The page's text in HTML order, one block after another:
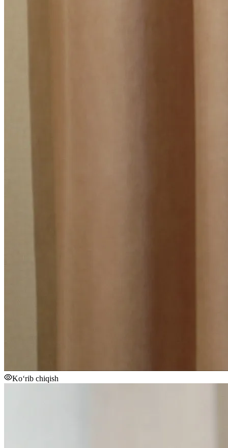
Ko‘rib chiqish